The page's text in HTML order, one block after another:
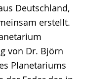
Deutschland,
erstellt.
von Dr. Björn
Planetariums